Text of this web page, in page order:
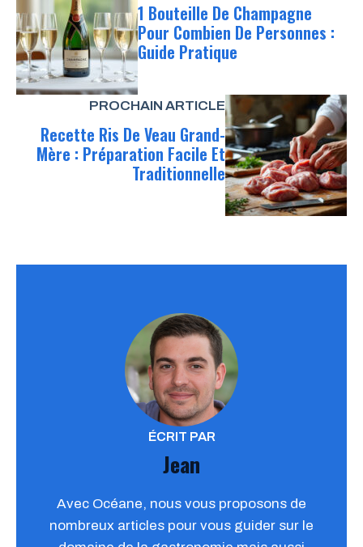
1 Bouteille De Champagne
Pour Combien De Personnes :
Guide Pratique
PROCHAIN ARTICLE
Recette Ris De Veau Grand-
Mère : Préparation Facile Et
Traditionnelle
ÉCRIT PAR
Jean
Avec Océane, nous vous proposons de
nombreux articles pour vous guider sur le